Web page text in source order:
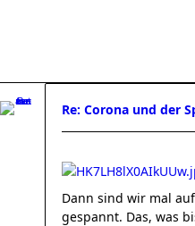
Re: Corona und der
Dann sind wir mal
gespannt. Das, was